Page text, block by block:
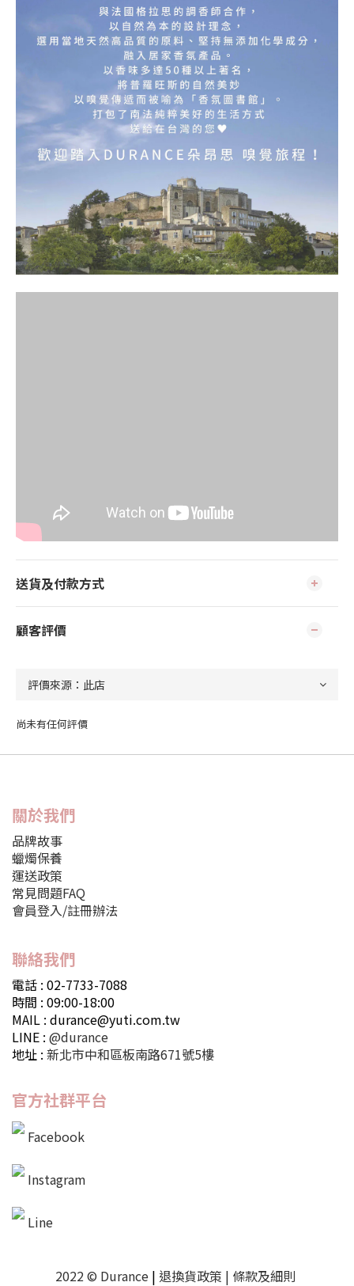
送貨及付款方式
顧客評價
尚未有任何評價
關於我們
品牌故事
蠟燭保養
運送政策
常見問題FAQ
會員登入/註冊辦法
聯絡我們
電話 : 02-7733-7088
時間 : 09:00-18:00
MAIL : durance@yuti.com.tw
LINE : @durance
地址 : 新北市中和區板南路671號5樓
官方社群平台
Facebook
Instagram
Line
2022 © Durance | 退換貨政策 | 條款及細則